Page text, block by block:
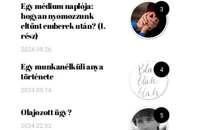
3
Egy médium naplója:
hogyan nyomozzunk
eltűnt emberek után? (1.
rész)
2024.09.26.
4
Egy munkanélküli anya
története
2024.09.14.
5
Olajozott ügy?
2024.02.02.